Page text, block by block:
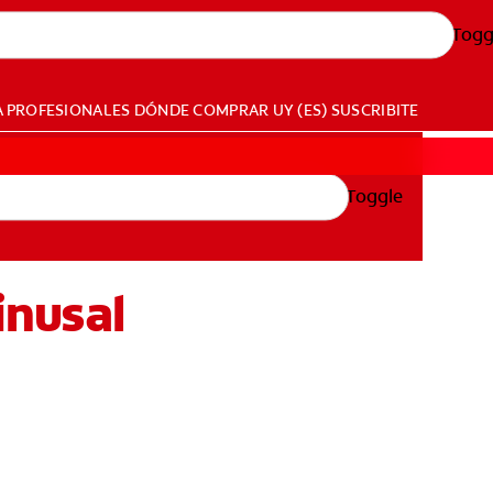
PROFESIONALES DÓNDE COMPRAR UY (ES) SUSCRIBITE
Toggle